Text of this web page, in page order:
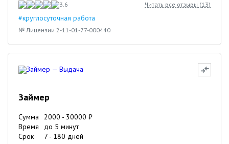
3.6 Читать все отзывы (13)
#круглосуточная работа
№ Лицензии 2-11-01-77-000440
Займер
Сумма 2000 - 30000 ₽
Время
до 5 минут
Срок
7 - 180 дней